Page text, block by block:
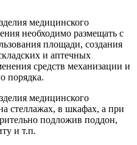
медицинского
необходимо размещать с
площади, создания
и аптечных
средств механизации и
порядка.
медицинского
стеллажах, в шкафах, а при
подложив поддон,
и т.п.